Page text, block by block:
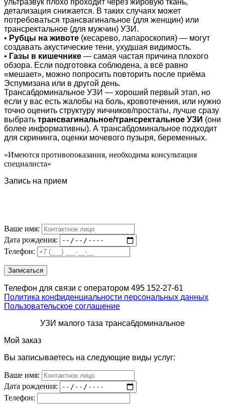
детализация снижается. В таких случаях может
потребоваться трансвагинальное (для женщин) или
трансректальное (для мужчин) УЗИ.
• Рубцы на животе (кесарево, лапароскопия) — могут
создавать акустические тени, ухудшая видимость.
• Газы в кишечнике — самая частая причина плохого
обзора. Если подготовка соблюдена, а всё равно
«мешает», можно попросить повторить после приёма
Эспумизана или в другой день.
Трансабдоминальное УЗИ — хороший первый этап, но
если у вас есть жалобы на боль, кровотечения, или нужно
точно оценить структуру яичников/простаты, лучше сразу
выбрать трансвагинальное/трансректальное УЗИ (они
более информативны). А трансабдоминальное подходит
для скрининга, оценки мочевого пузыря, беременных.
«Имеются противопоказания, необходима консультация
специалиста»
Запись на прием
Ваше имя:
Дата рождения:
Телефон:
Телефон для связи с оператором 495 152-27-61
Политика конфиденциальности персональных данных
Пользовательское соглашение
УЗИ малого таза трансабдоминальное
Мой заказ
Вы записываетесь на следующие виды услуг:
Ваше имя:
Дата рождения:
Телефон: